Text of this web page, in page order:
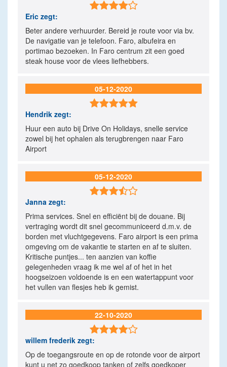

Eric zegt:
Beter andere verhuurder. Bereid je route voor via bv.
De navigatie van je telefoon. Faro, albufeira en
portimao bezoeken. In Faro centrum zit een goed
steak house voor de vlees liefhebbers.
05-12-2020

Hendrik zegt:
Huur een auto bij Drive On Holidays, snelle service
zowel bij het ophalen als terugbrengen naar Faro
Airport
05-12-2020

Janna zegt:
Prima services. Snel en efficiënt bij de douane. Bij
vertraging wordt dit snel gecommuniceerd d.m.v. de
borden met vluchtgegevens. Faro airport is een prima
omgeving om de vakantie te starten en af te sluiten.
Kritische puntjes... ten aanzien van koffie
gelegenheden vraag ik me wel af of het in het
hoogseizoen voldoende is en een watertappunt voor
het vullen van flesjes heb ik gemist.
22-10-2020

willem frederik zegt:
Op de toegangsroute en op de rotonde voor de airport
kunt u net zo goedkoop tanken of zelfs goedkoper